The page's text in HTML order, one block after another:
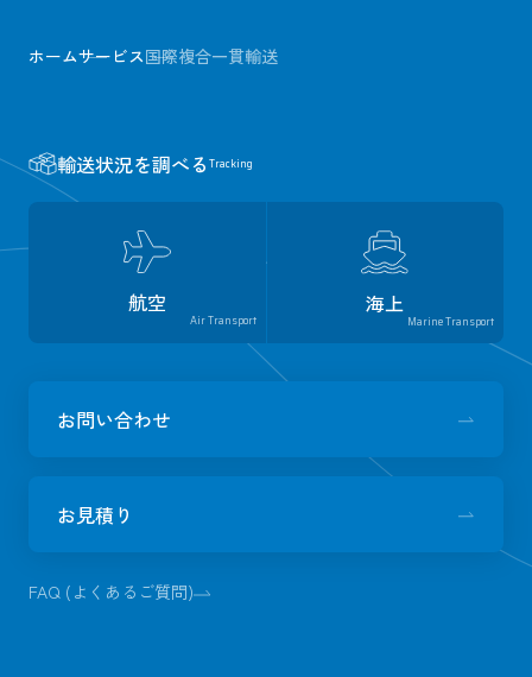
ホームサービス国際複合一貫輸送
輸送状況を調べる Tracking
航空
Air Transport
海上
Marine Transport
お問い合わせ
お見積り
FAQ (よくあるご質問)